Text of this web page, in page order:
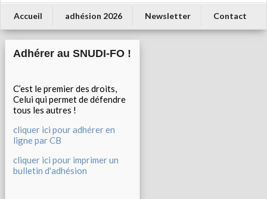
Accueil adhésion 2026 Newsletter Contact
Adhérer au SNUDI-FO !
C’est le premier des droits,
Celui qui permet de défendre
tous les autres !
cliquer ici pour adhérer en
ligne par CB
cliquer ici pour imprimer un
bulletin d'adhésion